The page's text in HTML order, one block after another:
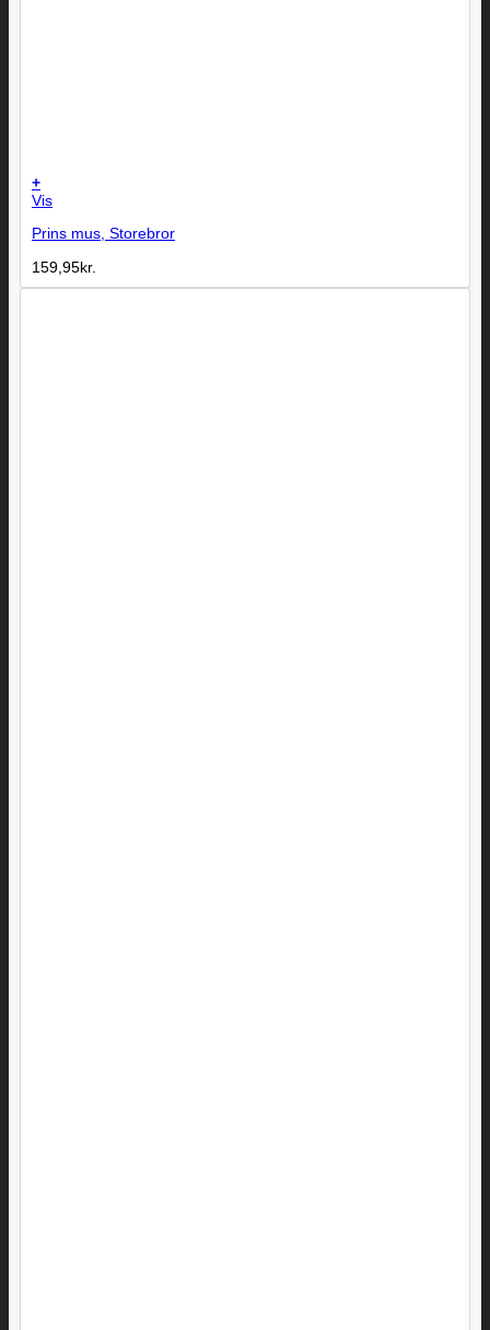
+
Vis
Prins mus, Storebror
159,95kr.